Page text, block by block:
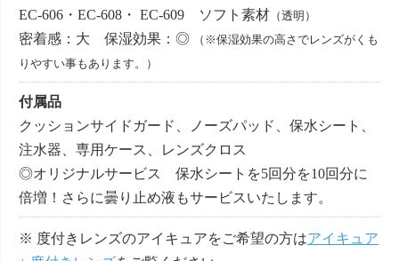
EC-606・EC-608・ EC-609 ソフト素材 （透明）
密着感：大 保湿効果：◎
（※保湿効果の高さでレンズがくも
りやすい事もあります。）
付属品
クッションサイドガード、ノーズパッド、保水シート、
注水器、専用ケース、レンズクロス
◎オリジナルサービス 保水シートを5回分を10回分に
倍増！さらに曇り止め液もサービスいたします。
※ 度付きレンズのアイキュアをご希望の方はアイキュア